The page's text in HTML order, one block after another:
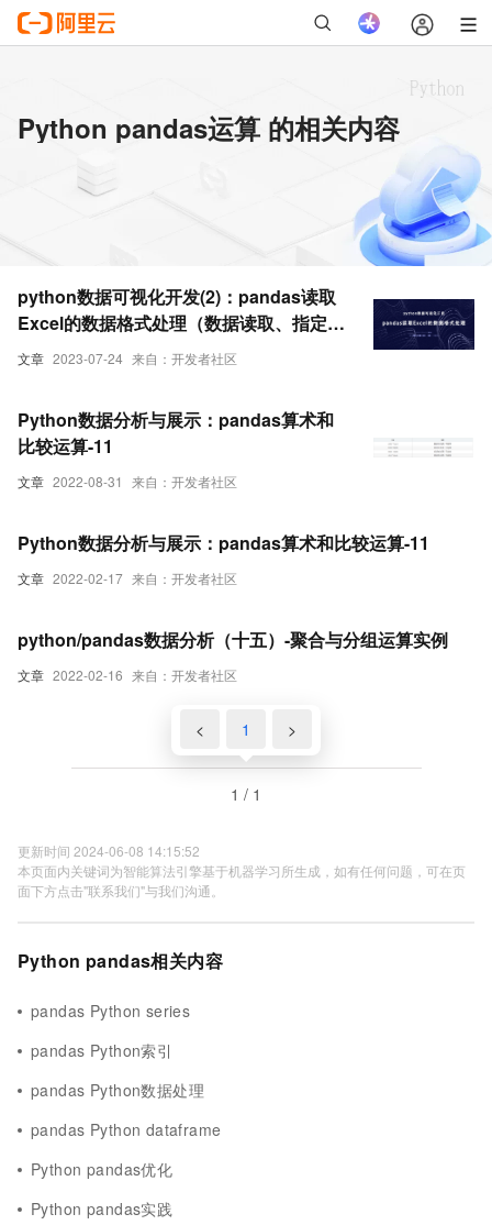
Python pandas运算 的相关内容
文章 2023-07-24 来自：开发者社区
python数据可视化开发(2)：pandas读取
Excel的数据格式处理（数据读取、指定列
数据、DataFrame转json、数学运算、透
文章 2022-08-31 来自：开发者社区
Python数据分析与展示：pandas算术和
比较运算-11
文章 2022-02-17 来自：开发者社区
Python数据分析与展示：pandas算术和比较运算-11
文章 2022-02-16 来自：开发者社区
python/pandas数据分析（十五）-聚合与分组运算实例
< 1 >
1 / 1
更新时间 2024-06-08 14:15:52
本页面内关键词为智能算法引擎基于机器学习所生成，如有任何问题，可在页
面下方点击"联系我们"与我们沟通。
Python pandas相关内容
pandas Python series
pandas Python索引
pandas Python数据处理
pandas Python dataframe
Python pandas优化
Python pandas实践